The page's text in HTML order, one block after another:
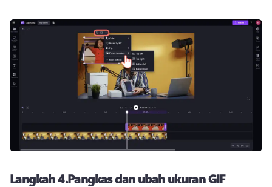
Langkah 4.Pangkas dan ubah ukuran GIF